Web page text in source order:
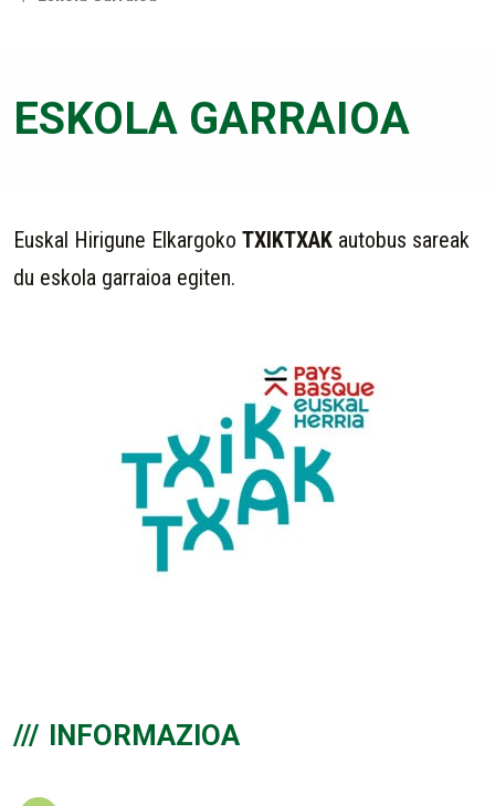
ESKOLA GARRAIOA
Euskal Hirigune Elkargoko TXIKTXAK autobus sareak
du eskola garraioa egiten.
INFORMAZIOA